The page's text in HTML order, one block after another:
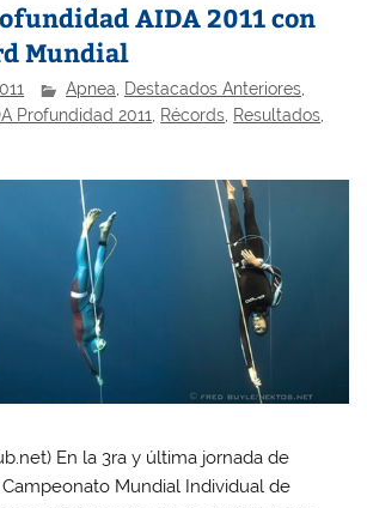
AIDA 2011 con
Mundial
Apnea, Destacados Anteriores,
Profundidad 2011 Récords Resultados
En la 3ra y última jornada de
Mundial Individual de